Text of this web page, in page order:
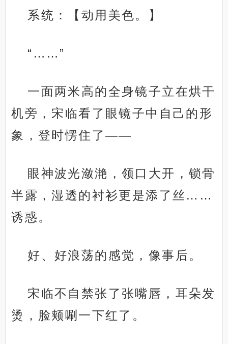
系统：【动用美色。】
“……”
一面两米高的全身镜子立在烘干
机旁，宋临看了眼镜子中自己的形
象，登时愣住了——
眼神波光潋滟，领口大开，锁骨
半露，湿透的衬衫更是添了丝……
诱惑。
好、好浪荡的感觉，像事后。
宋临不自禁张了张嘴唇，耳朵发
烫，脸颊唰一下红了。